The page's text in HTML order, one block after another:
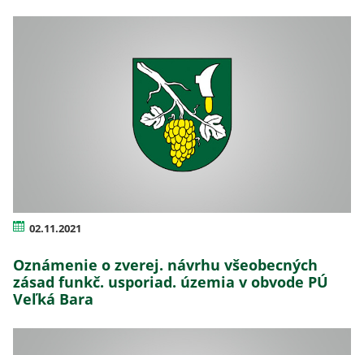
02.11.2021
Oznámenie o zverej. návrhu všeobecných
zásad funkč. usporiad. územia v obvode PÚ
Veľká Bara